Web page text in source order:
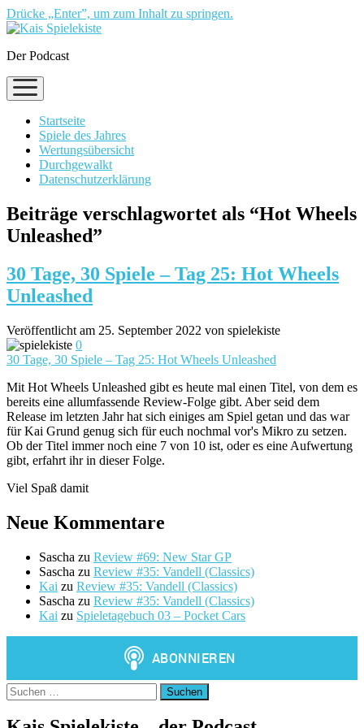
Drücke „Enter”, um zum Inhalt zu springen.
Der Podcast
Menü
öffnen
Startseite
Spiele des Jahres
Wertungsübersicht
Durchgewalkt
Datenschutzerklärung
Beiträge verschlagwortet als “Hot Wheels
Unleashed”
30 Tage, 30 Spiele – Tag 25: Hot Wheels
Unleashed
Veröffentlicht am 25. September 2022 von spielekiste
0
30 Tage, 30 Spiele – Tag 25: Hot Wheels Unleashed
Mit Hot Wheels Unleashed gibt es heute mal einen Titel, von dem es
bereits eine allumfassende Review-Folge gibt. Aber seid dem
Release im letzten Jahr hat sich einiges am Spiel getan und das war
für Kai Grund genug sich für euch nochmal vor's Mikro zu setzen.
Ob der Titel immer noch eine 7 von 10 ist, oder es eine Aufwertung
gibt, erfahrt ihr in dieser Folge.
Viel Spaß damit
Neue Kommentare
Sascha zu Review #69: New Star GP
Sascha zu Review #35: Vandell (Classics)
Kai zu Review #35: Vandell (Classics)
Sascha zu Review #35: Vandell (Classics)
Kai zu Spieletagebuch 03 – Pocket Cars
Suchen
nach: